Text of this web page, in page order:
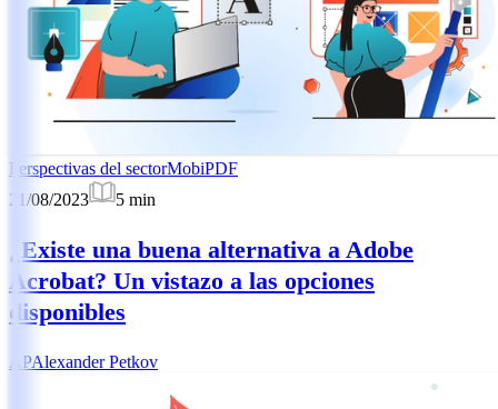
Perspectivas del sectorMobiPDF
21/08/2023
5 min
¿Existe una buena alternativa a Adobe
Acrobat? Un vistazo a las opciones
disponibles
APAlexander Petkov